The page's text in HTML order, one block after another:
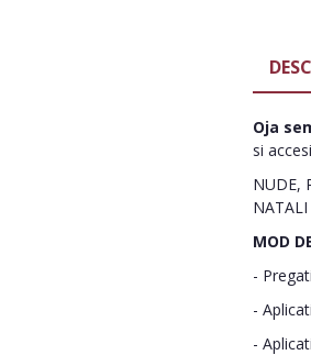
Oja
si
NUDE,
MOD
-
-
-